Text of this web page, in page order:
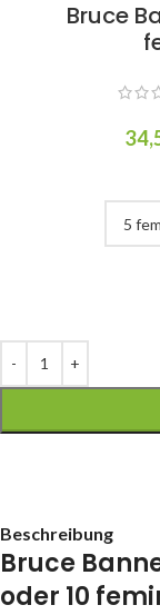
Bruce
Beschreibung
Bruce
oder 10